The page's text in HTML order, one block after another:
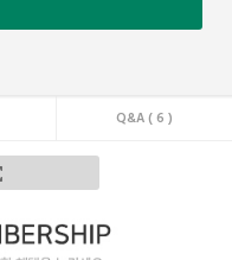
Q&A ( 6 )